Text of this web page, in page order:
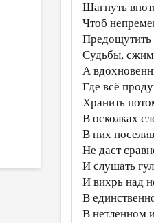
Шагнуть
Чтоб
Предощутить
Судьбы,
А
Где всё
Хранить
В осколках
В них
Не даст
И слушать
И вихрь над
В
В нетленном